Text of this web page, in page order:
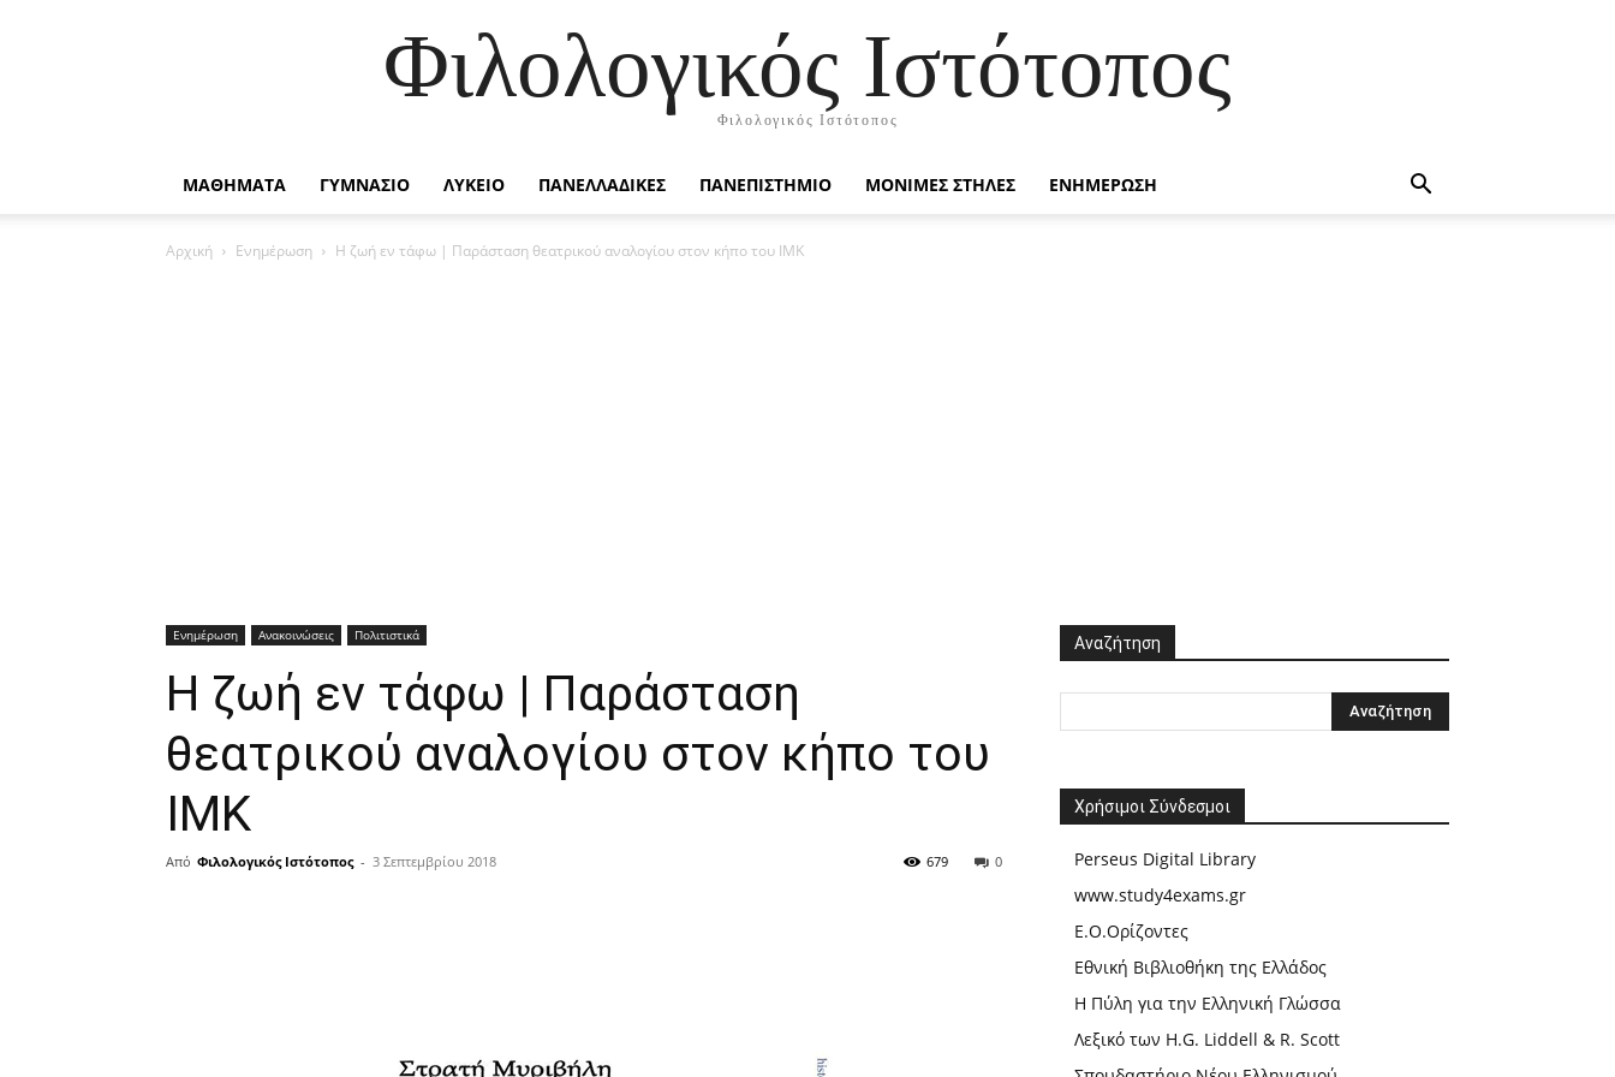
Φιλολογικός Ιστότοπος
Φιλολογικός Ιστότοπος
ΜΑΘΗΜΑΤΑ ΓΥΜΝΑΣΙΟ ΛΥΚΕΙΟ ΠΑΝΕΛΛΑΔΙΚΕΣ ΠΑΝΕΠΙΣΤΗΜΙΟ ΜΟΝΙΜΕΣ ΣΤΗΛΕΣ ΕΝΗΜΕΡΩΣΗ
Αρχική Ενημέρωση Η ζωή εν τάφω | Παράσταση θεατρικού αναλογίου στον κήπο του ΙΜΚ
Ενημέρωση Ανακοινώσεις Πολιτιστικά
Η ζωή εν τάφω | Παράσταση
θεατρικού αναλογίου στον κήπο του
ΙΜΚ
Από Φιλολογικός Ιστότοπος - 3 Σεπτεμβρίου 2018 0
679
Αναζήτηση
Χρήσιμοι Σύνδεσμοι
Perseus Digital Library
www.study4exams.gr
Ε.Ο.Ορίζοντες
Εθνική Βιβλιοθήκη της Ελλάδος
Η Πύλη για την Ελληνική Γλώσσα
Λεξικό των H.G. Liddell & R. Scott